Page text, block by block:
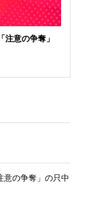
意の争奪」
の争奪」の只中